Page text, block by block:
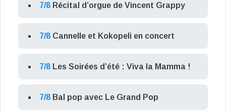
7/8 Récital d’orgue de Vincent Grappy
7/8 Cannelle et Kokopeli en concert
7/8 Les Soirées d’été : Viva la Mamma !
7/8 Bal pop avec Le Grand Pop